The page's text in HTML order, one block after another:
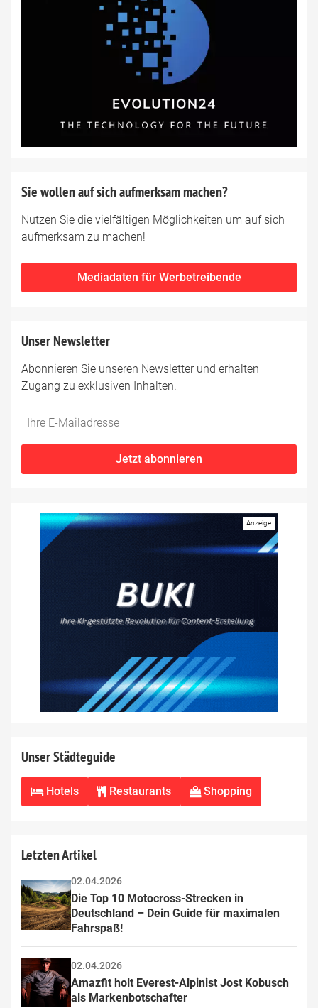
Sie wollen auf sich aufmerksam machen?
Nutzen Sie die vielfältigen Möglichkeiten um auf sich
aufmerksam zu machen!
Mediadaten für Werbetreibende
Unser Newsletter
Abonnieren Sie unseren Newsletter und erhalten
Zugang zu exklusiven Inhalten.
Do
fill
*Ihre
Mailadresse:
Jetzt abonnieren
Unser Städteguide
Hotels Restaurants Shopping
Letzten Artikel
02.04.2026
Die Top 10 Motocross-Strecken in
Deutschland – Dein Guide für maximalen
Fahrspaß!
02.04.2026
Amazfit holt Everest-Alpinist Jost Kobusch
als Markenbotschafter